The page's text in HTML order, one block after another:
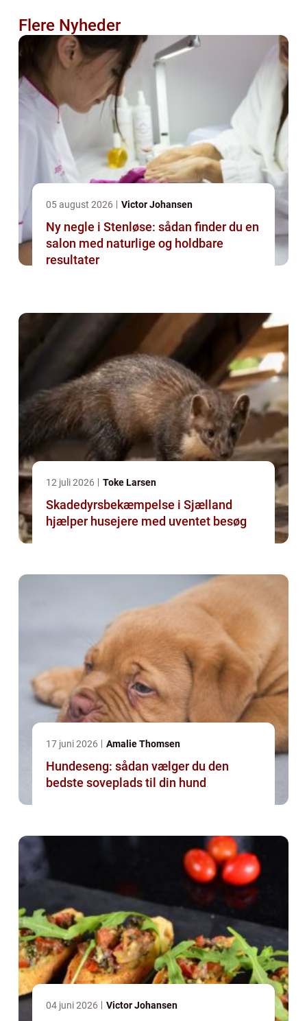
Flere Nyheder
05 august 2026 Victor Johansen
Ny negle i Stenløse: sådan finder du en
salon med naturlige og holdbare
resultater
12 juli 2026 Toke Larsen
Skadedyrsbekæmpelse i Sjælland
hjælper husejere med uventet besøg
17 juni 2026 Amalie Thomsen
Hundeseng: sådan vælger du den
bedste soveplads til din hund
04 juni 2026 Victor Johansen